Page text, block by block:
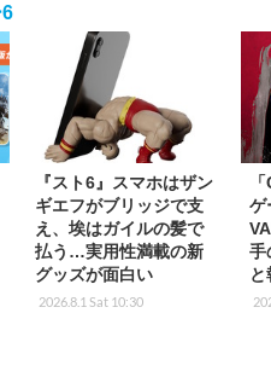
『スト6』スマホはザン
ギエフがブリッジで支
え、埃はガイルの髪で
払う…実用性満載の新
グッズが面白い
2026.8.1 Sat 10:30
ゲ
手
と